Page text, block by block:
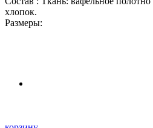
хлопок.
Размеры: